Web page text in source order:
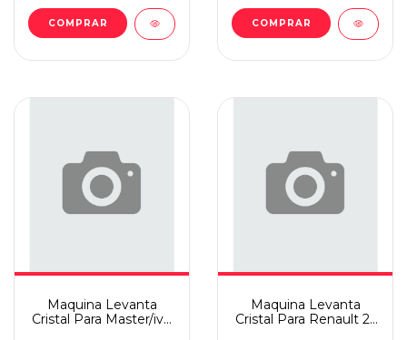
COMPRAR COMPRAR
Maquina Levanta
Cristal Para Master/ive
Maquina Levanta
Cristal Para Renault 21